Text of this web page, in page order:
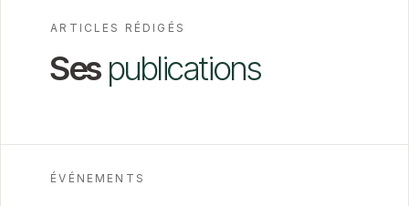
ARTICLES RÉDIGÉS
Ses publications
ÉVÉNEMENTS